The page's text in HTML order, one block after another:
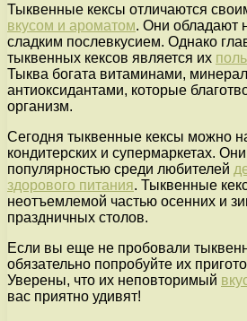
Тыквенные кексы отличаются
вкусом и ароматом. Они обладают
сладким послевкусием. Однако
тыквенных кексов является их
Тыква богата витаминами,
антиоксидантами, которые
организм.
Сегодня тыквенные кексы можно
кондитерских и супермаркетах.
популярностью среди любителей
здорового питания. Тыквенные
неотъемлемой частью осенних и
праздничных столов.
Если вы еще не пробовали
обязательно попробуйте их
Уверены, что их неповторимый
вас приятно удивят!